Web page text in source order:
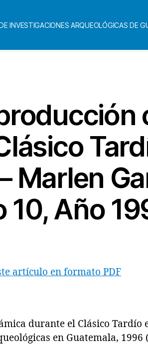
INVESTIGACIONES ARQUEOLÓGICAS DE
Marlen
10, Año
artículo en formato PDF
durante el Clásico Tardío
en Guatemala, 1996